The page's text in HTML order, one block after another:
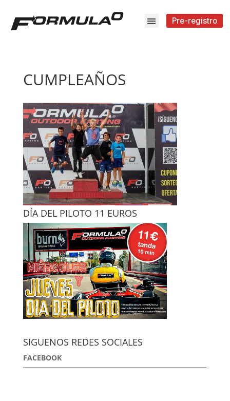
Pre-registro
CUMPLEAÑOS
DÍA DEL PILOTO 11 EUROS
SIGUENOS REDES SOCIALES
FACEBOOK